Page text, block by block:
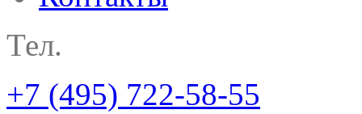
Тел.
+7 (495) 722-58-55